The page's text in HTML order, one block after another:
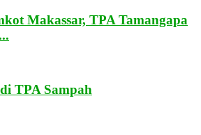
Makassar, TPA Tamangapa
TPA Sampah